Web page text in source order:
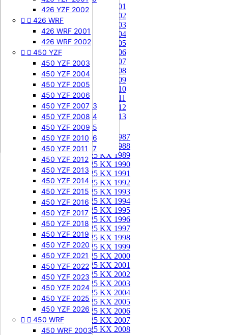
505 SXF
505 SXF 2007
505 SXF 2008
525 SXF
525 SXF 2003
525 SXF 2004
525 SXF 2005
525 SXF 2006
525 EXC-F
525 EXC-F 2003
525 EXC-F 2004
525 EXC-F 2005
525 EXC-F 2006
525 EXC-F 2007
426 YZF 2002
  426 WRF
426 WRF 2001
426 WRF 2002
  450 YZF
450 YZF 2003
450 YZF 2004
450 YZF 2005
450 YZF 2006
450 YZF 2007
450 YZF 2008
450 YZF 2009
450 YZF 2010
450 YZF 2011
450 YZF 2012
450 YZF 2013
450 YZF 2014
450 YZF 2015
450 YZF 2016
450 YZF 2017
450 YZF 2018
450 YZF 2019
450 YZF 2020
450 YZF 2021
450 YZF 2022
450 YZF 2023
450 YZF 2024
450 YZF 2025
450 YZF 2026
  450 WRF
450 WRF 2003
85 KX 2001
85 KX 2002
85 KX 2003
85 KX 2004
85 KX 2005
85 KX 2006
85 KX 2007
85 KX 2008
85 KX 2009
85 KX 2010
85 KX 2011
85 KX 2012
85 KX 2013
125 KX 
125 KX 1987
125 KX 1988
125 KX 1989
125 KX 1990
125 KX 1991
125 KX 1992
125 KX 1993
125 KX 1994
125 KX 1995
125 KX 1996
125 KX 1997
125 KX 1998
125 KX 1999
125 KX 2000
125 KX 2001
125 KX 2002
125 KX 2003
125 KX 2004
125 KX 2005
125 KX 2006
125 KX 2007
125 KX 2008